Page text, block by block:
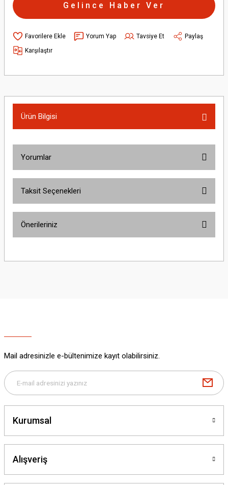
Gelince Haber Ver
Yorum Yap Tavsiye Et
Paylaş
Karşılaştır
Ürün Bilgisi
Yorumlar
Taksit Seçenekleri
Önerileriniz
yetersiz gördüğünüz noktaları öneri formunu kullanarak tarafımıza
Bu ürüne benzer farklı alternatifler olmalı.
Mail adresinizle e-bültenimize kayıt olabilirsiniz.
Kurumsal
Alışveriş